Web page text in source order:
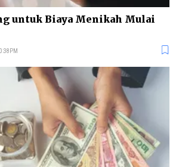
untuk Biaya Menikah Mulai